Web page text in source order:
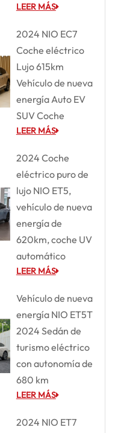
LEER MÁS
2024 NIO EC7
Coche eléctrico
Lujo 615km
Vehículo de nueva
energía Auto EV
SUV Coche
LEER MÁS
2024 Coche
eléctrico puro de
lujo NIO ET5,
vehículo de nueva
energía de
620km, coche UV
automático
LEER MÁS
Vehículo de nueva
energía NIO ET5T
2024 Sedán de
turismo eléctrico
con autonomía de
680 km
LEER MÁS
2024 NIO ET7